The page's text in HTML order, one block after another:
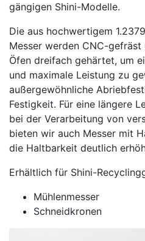
gängigen Shini-Modelle.
Die aus hochwertigem
Messer werden CNC-
Öfen dreifach gehärtet, um
und maximale Leistung zu
außergewöhnliche
Festigkeit. Für eine längere
bei der Verarbeitung von
bieten wir auch Messer mit
die Haltbarkeit deutlich
Erhältlich für Shini-
Mühlenmesser
Schneidkronen